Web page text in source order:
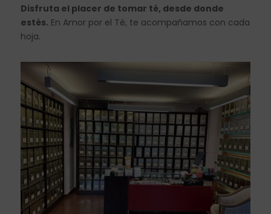
Disfruta el placer de tomar té, desde donde
estés. En Amor por el Té, te acompañamos con cada
hoja.